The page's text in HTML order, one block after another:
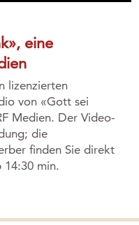
eine
lizenzierten
von «Gott sei
Medien. Der Video-
die
finden Sie direkt
14:30 min.